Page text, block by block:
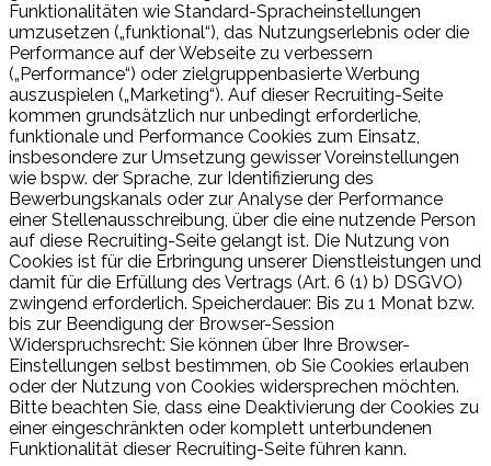
Funktionalitäten wie Standard-Spracheinstellungen
umzusetzen („funktional“), das Nutzungserlebnis oder die
Performance auf der Webseite zu verbessern
(„Performance“) oder zielgruppenbasierte Werbung
auszuspielen („Marketing“). Auf dieser Recruiting-Seite
kommen grundsätzlich nur unbedingt erforderliche,
funktionale und Performance Cookies zum Einsatz,
insbesondere zur Umsetzung gewisser Voreinstellungen
wie bspw. der Sprache, zur Identifizierung des
Bewerbungskanals oder zur Analyse der Performance
einer Stellenausschreibung, über die eine nutzende Person
auf diese Recruiting-Seite gelangt ist. Die Nutzung von
Cookies ist für die Erbringung unserer Dienstleistungen und
damit für die Erfüllung des Vertrags (Art. 6 (1) b) DSGVO)
zwingend erforderlich. Speicherdauer: Bis zu 1 Monat bzw.
bis zur Beendigung der Browser-Session
Widerspruchsrecht: Sie können über Ihre Browser-
Einstellungen selbst bestimmen, ob Sie Cookies erlauben
oder der Nutzung von Cookies widersprechen möchten.
Bitte beachten Sie, dass eine Deaktivierung der Cookies zu
einer eingeschränkten oder komplett unterbundenen
Funktionalität dieser Recruiting-Seite führen kann.